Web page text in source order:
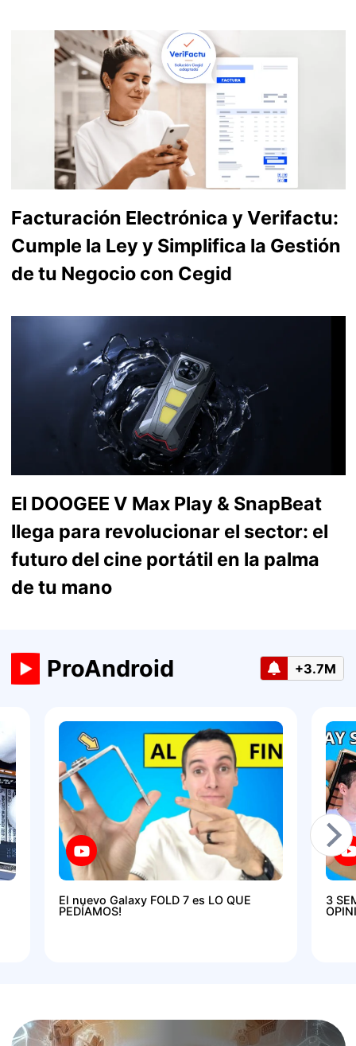
Facturación Electrónica y Verifactu:
Cumple la Ley y Simplifica la Gestión
de tu Negocio con Cegid
El DOOGEE V Max Play & SnapBeat
llega para revolucionar el sector: el
futuro del cine portátil en la palma
de tu mano
ProAndroid +3.7M
El nuevo Galaxy FOLD 7 es LO QUE
PEDÍAMOS!
3